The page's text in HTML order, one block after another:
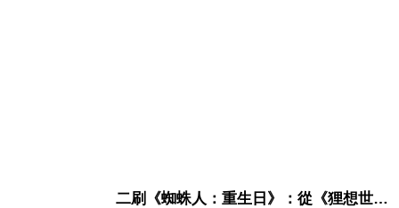
二刷《蜘蛛人：重生日》：從《狸想世界》到《怪奇物語》